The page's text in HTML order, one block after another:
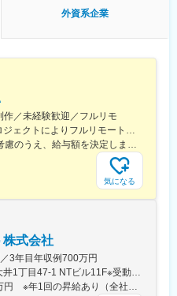
いった場合や、女性特有の体調不
で働くママ、パパの育休取得ケース
の受験料は全額会社が負担しま
入なども積極的に行っています。
ため、アプリ・コンテンツ開発を
げることができる『サブプロジェ
得て、業務時間の一部をサブプロ
す。また、社内ルールに沿ってい
外資系企業
／未経験歓迎／フルリモ
★居住地は問いません！★プロジェクトによりフルリモートも可能！★研修はフルリモートで実施します。★U・Iターン歓迎！（支援制度あり）★転勤なし！■本社／東京都大田区羽田6-15-19Parfait M 羽田301号室└アクセス：京急空港線「天空橋」駅 徒歩8分《関東エリア》・東京（新宿、渋谷、池袋、東京、品川、秋葉原）・神奈川（横浜、川崎、武蔵小杉）・埼玉（大宮、浦和）・千葉（千葉、西船橋、柏）《地方主要都市エリア》・大阪（梅田、なんば、心斎橋、天王寺）・京都（京都、四条）・兵庫（三ノ宮）・愛知（名古屋、栄）・福岡（博多、天神）・北海道（札幌、大通）・宮城（仙台）※受動喫煙対策：オフィス内禁煙または分煙※配属先のエリアは希望を考慮します
月給25万円（経験・スキルを考慮のうえ、給与額を決定します）※残業代は別途、全額支給します。※勤務地エリアにより給与額は異なります。《試用期間中の月給》19.5万円～22万円※残業代は別途、全額支給します。※勤務地エリアにより給与額は異なります。
気になる
株式会社
3年目年収例700万円
【◎転勤なし】東京都品川区大井1丁目47-1 NTビル11F※受動喫煙対策あり：敷地内禁煙（喫煙場所あり）※今回募集するポジションは、出社での勤務が前提になります※遠方にお住まいであれば、試用期間中は住居（家賃・光熱費等会社負担）の提供が可能です
■26歳・入社3年目／年収700万円 ※年1回の昇給あり（全社平均で25％以上アップ※昨年度実績）